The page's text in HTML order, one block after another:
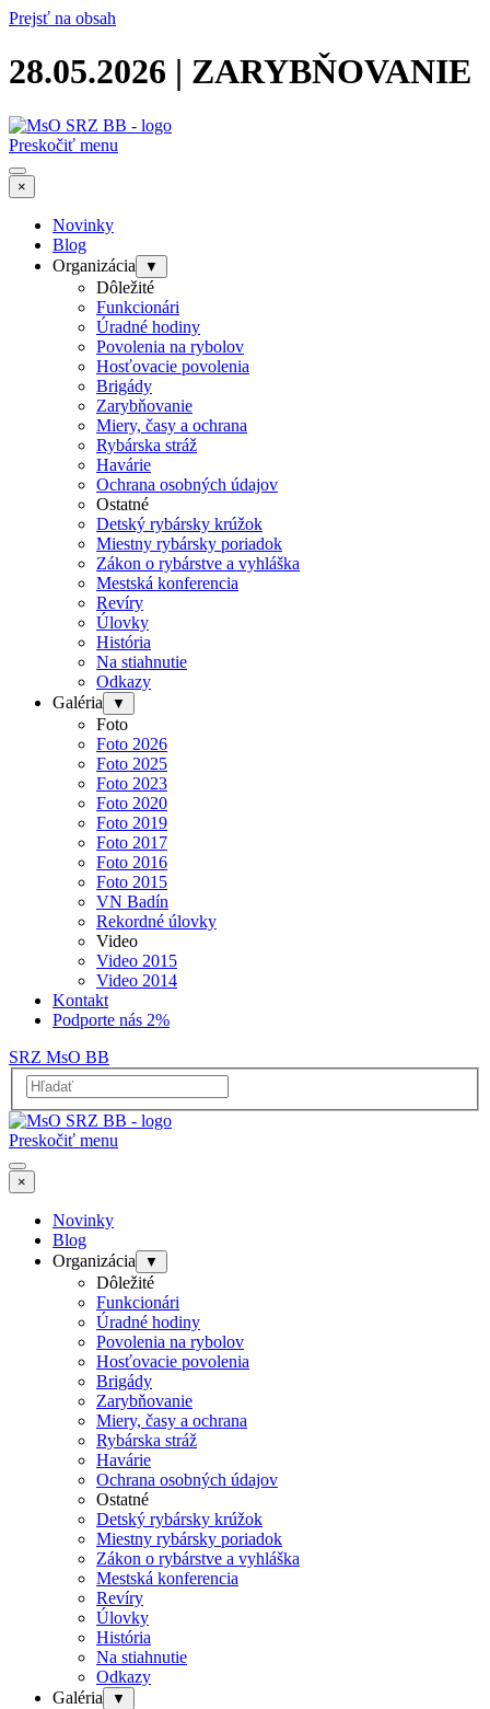
Prejsť na obsah
28.05.2026 | ZARYBŇOVANIE
Preskočiť menu
×
Novinky
Blog
Organizácia
▼
Dôležité
Funkcionári
Úradné hodiny
Povolenia na rybolov
Hosťovacie povolenia
Brigády
Zarybňovanie
Miery, časy a ochrana
Rybárska stráž
Havárie
Ochrana osobných údajov
Ostatné
Detský rybársky krúžok
Miestny rybársky poriadok
Zákon o rybárstve a vyhláška
Mestská konferencia
Revíry
Úlovky
História
Na stiahnutie
Odkazy
Galéria
▼
Foto
Foto 2026
Foto 2025
Foto 2023
Foto 2020
Foto 2019
Foto 2017
Foto 2016
Foto 2015
VN Badín
Rekordné úlovky
Video
Video 2015
Video 2014
Kontakt
Podporte nás 2%
SRZ MsO BB
Preskočiť menu
×
Novinky
Blog
Organizácia
▼
Dôležité
Funkcionári
Úradné hodiny
Povolenia na rybolov
Hosťovacie povolenia
Brigády
Zarybňovanie
Miery, časy a ochrana
Rybárska stráž
Havárie
Ochrana osobných údajov
Ostatné
Detský rybársky krúžok
Miestny rybársky poriadok
Zákon o rybárstve a vyhláška
Mestská konferencia
Revíry
Úlovky
História
Na stiahnutie
Odkazy
Galéria
▼